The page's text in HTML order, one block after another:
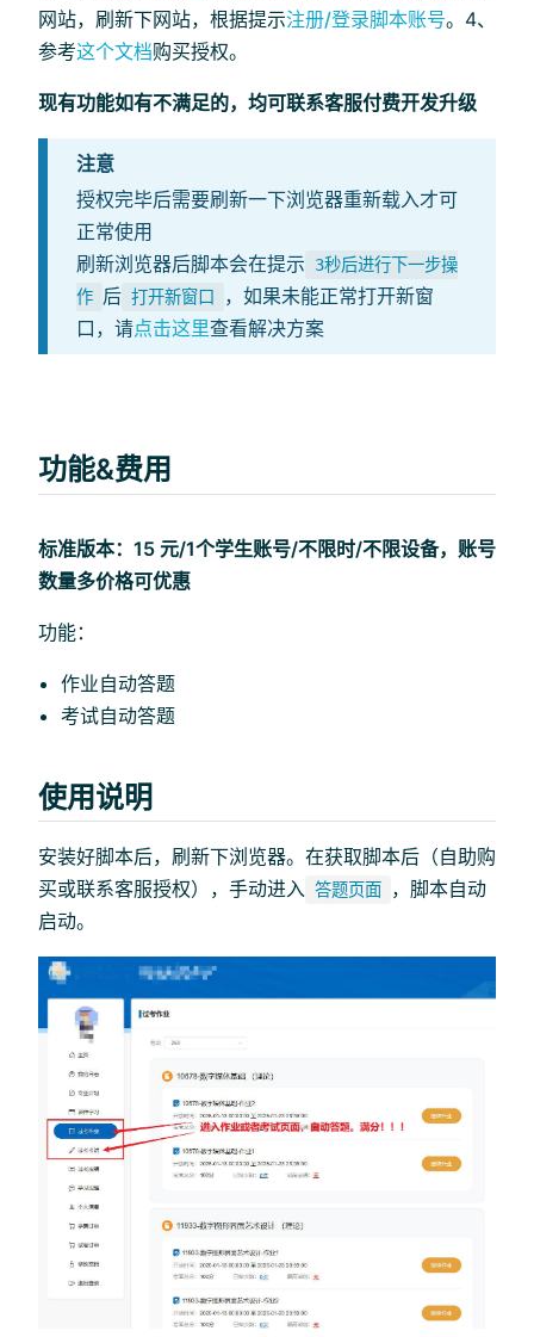
网站，刷新下网站，根据提示注册/登录脚本账号。4、
参考这个文档购买授权。
现有功能如有不满足的，均可联系客服付费开发升级
注意
授权完毕后需要刷新一下浏览器重新载入才可
正常使用
刷新浏览器后脚本会在提示
3秒后进行下一步操
作 后 打开新窗口
，如果未能正常打开新窗
口，请点击这里查看解决方案
功能&费用
标准版本：15 元/1个学生账号/不限时/不限设备，账号
数量多价格可优惠
功能：
作业自动答题
考试自动答题
使用说明
安装好脚本后，刷新下浏览器。在获取脚本后（自助购
买或联系客服授权），手动进入 答题页面
，脚本自动
启动。